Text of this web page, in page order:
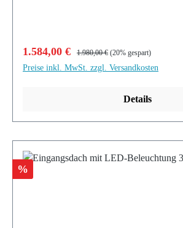
Verkaufspreis:
1.584,00 € Regulärer Preis:
1.980,00 € (20% gespart)
Preise inkl. MwSt. zzgl. Versandkosten
Details
Rabatt
%